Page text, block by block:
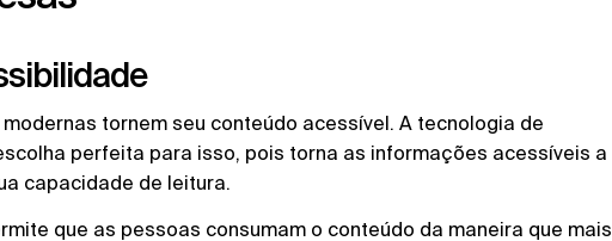
tornem seu conteúdo acessível. A tecnologia de
perfeita para isso, pois torna as informações acessíveis a
capacidade de leitura.
que as pessoas consumam o conteúdo da maneira que mais